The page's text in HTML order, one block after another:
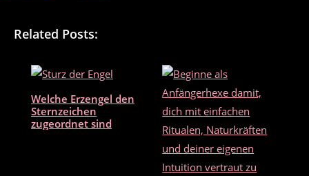
c
e
b
o
o
k
itt
er
ai
l
Related Posts:
Welche Erzengel den
Sternzeichen
zugeordnet sind